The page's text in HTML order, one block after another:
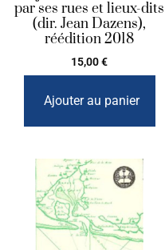
par ses rues et lieux-dits
(dir. Jean Dazens),
réédition 2018
15,00€
Ajouter au panier